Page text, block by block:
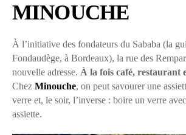
MINOUCHE
À l’initiative des fondateurs du Sababa (la
Fondaudège, à Bordeaux), la rue des
nouvelle adresse. À la fois café, restaurant
Chez Minouche, on peut savourer une
verre et, le soir, l’inverse : boire un verre
assiette.